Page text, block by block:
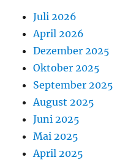
Juli 2026
April 2026
Dezember 2025
Oktober 2025
September 2025
August 2025
Juni 2025
Mai 2025
April 2025